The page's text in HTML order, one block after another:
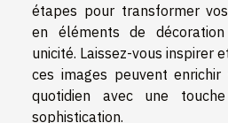
étapes pour transformer
en éléments de
unicité. Laissez-vous inspirer
ces images peuvent enrichir
quotidien avec une
sophistication.